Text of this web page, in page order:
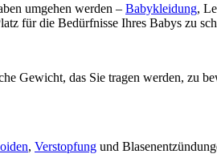
umgehen werden – Babykleidung,
für die Bedürfnisse Ihres Babys zu
Gewicht, das Sie tragen werden, zu
, Verstopfung und